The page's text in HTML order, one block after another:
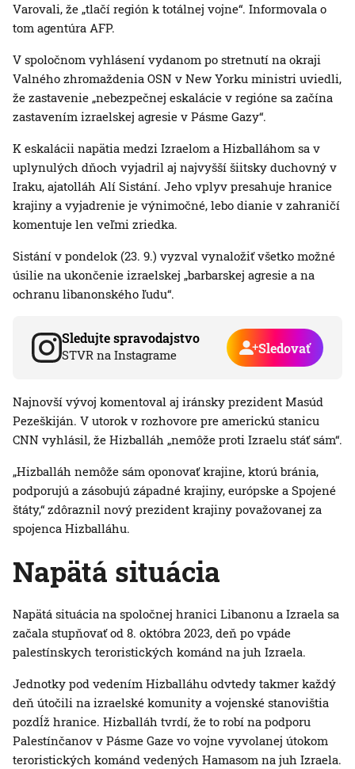
Varovali, že „tlačí región k totálnej vojne“. Informovala o
tom agentúra AFP.
V spoločnom vyhlásení vydanom po stretnutí na okraji
Valného zhromaždenia OSN v New Yorku ministri uviedli,
že zastavenie „nebezpečnej eskalácie v regióne sa začína
zastavením izraelskej agresie v Pásme Gazy“.
K eskalácii napätia medzi Izraelom a Hizballáhom sa v
uplynulých dňoch vyjadril aj najvyšší šiitsky duchovný v
Iraku, ajatolláh Alí Sistání. Jeho vplyv presahuje hranice
krajiny a vyjadrenie je výnimočné, lebo dianie v zahraničí
komentuje len veľmi zriedka.
Sistání v pondelok (23. 9.) vyzval vynaložiť všetko možné
úsilie na ukončenie izraelskej „barbarskej agresie a na
ochranu libanonského ľudu“.
Sledujte spravodajstvo
STVR na Instagrame Sledovať
Najnovší vývoj komentoval aj iránsky prezident Masúd
Pezeškiján. V utorok v rozhovore pre americkú stanicu
CNN vyhlásil, že Hizballáh „nemôže proti Izraelu stáť sám“.
„Hizballáh nemôže sám oponovať krajine, ktorú bránia,
podporujú a zásobujú západné krajiny, európske a Spojené
štáty,“ zdôraznil nový prezident krajiny považovanej za
spojenca Hizballáhu.
Napätá situácia
Napätá situácia na spoločnej hranici Libanonu a Izraela sa
začala stupňovať od 8. októbra 2023, deň po vpáde
palestínskych teroristických kománd na juh Izraela.
Jednotky pod vedením Hizballáhu odvtedy takmer každý
deň útočili na izraelské komunity a vojenské stanovištia
pozdĺž hranice. Hizballáh tvrdí, že to robí na podporu
Palestínčanov v Pásme Gaze vo vojne vyvolanej útokom
teroristických kománd vedených Hamasom na juh Izraela.